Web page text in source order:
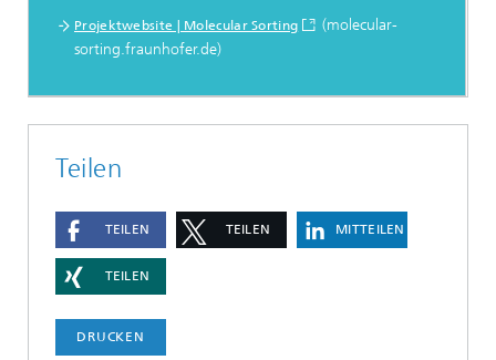
Projektwebsite | Molecular Sorting
(molecular-
sorting.fraunhofer.de)
Teilen
TEILEN TEILEN MITTEILEN
TEILEN
DRUCKEN